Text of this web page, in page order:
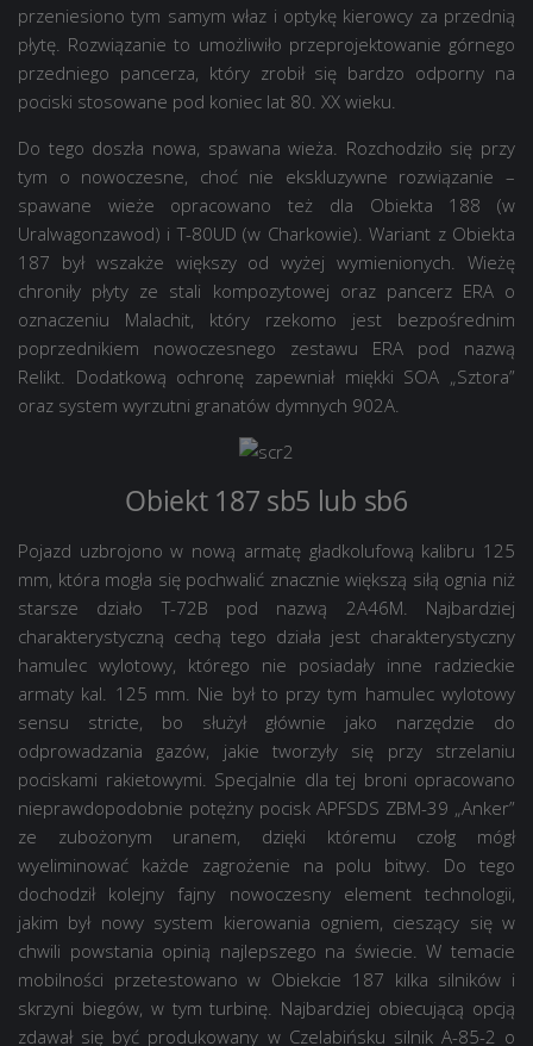
przeniesiono tym samym właz i optykę kierowcy za przednią
płytę. Rozwiązanie to umożliwiło przeprojektowanie górnego
przedniego pancerza, który zrobił się bardzo odporny na
pociski stosowane pod koniec lat 80. XX wieku.
Do tego doszła nowa, spawana wieża. Rozchodziło się przy
tym o nowoczesne, choć nie ekskluzywne rozwiązanie –
spawane wieże opracowano też dla Obiekta 188 (w
Uralwagonzawod) i T-80UD (w Charkowie). Wariant z Obiekta
187 był wszakże większy od wyżej wymienionych. Wieżę
chroniły płyty ze stali kompozytowej oraz pancerz ERA o
oznaczeniu Malachit, który rzekomo jest bezpośrednim
poprzednikiem nowoczesnego zestawu ERA pod nazwą
Relikt. Dodatkową ochronę zapewniał miękki SOA „Sztora”
oraz system wyrzutni granatów dymnych 902A.
Obiekt 187 sb5 lub sb6
Pojazd uzbrojono w nową armatę gładkolufową kalibru 125
mm, która mogła się pochwalić znacznie większą siłą ognia niż
starsze działo T-72B pod nazwą 2A46M. Najbardziej
charakterystyczną cechą tego działa jest charakterystyczny
hamulec wylotowy, którego nie posiadały inne radzieckie
armaty kal. 125 mm. Nie był to przy tym hamulec wylotowy
sensu stricte, bo służył głównie jako narzędzie do
odprowadzania gazów, jakie tworzyły się przy strzelaniu
pociskami rakietowymi. Specjalnie dla tej broni opracowano
nieprawdopodobnie potężny pocisk APFSDS ZBM-39 „Anker”
ze zubożonym uranem, dzięki któremu czołg mógł
wyeliminować każde zagrożenie na polu bitwy. Do tego
dochodził kolejny fajny nowoczesny element technologii,
jakim był nowy system kierowania ogniem, cieszący się w
chwili powstania opinią najlepszego na świecie. W temacie
mobilności przetestowano w Obiekcie 187 kilka silników i
skrzyni biegów, w tym turbinę. Najbardziej obiecującą opcją
zdawał się być produkowany w Czelabińsku silnik A-85-2 o